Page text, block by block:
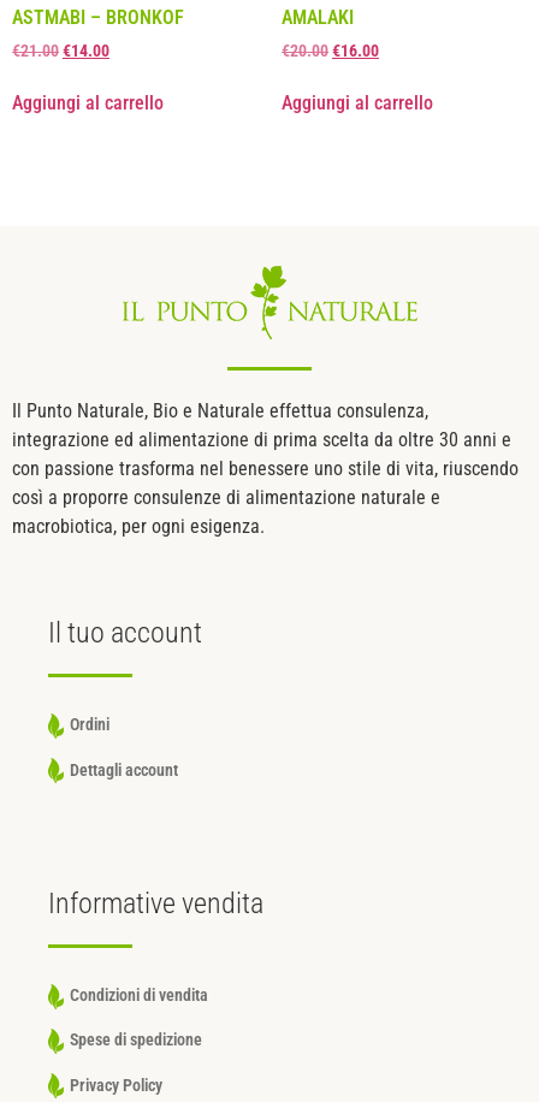
ASTMABI – BRONKOF
€21.00€14.00
Aggiungi al carrello
AMALAKI
€20.00€16.00
Aggiungi al carrello
Il Punto Naturale, Bio e Naturale effettua consulenza,
integrazione ed alimentazione di prima scelta da oltre 30 anni e
con passione trasforma nel benessere uno stile di vita, riuscendo
così a proporre consulenze di alimentazione naturale e
macrobiotica, per ogni esigenza.
Il tuo account
Ordini
Dettagli account
Informative vendita
Condizioni di vendita
Spese di spedizione
Privacy Policy